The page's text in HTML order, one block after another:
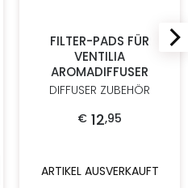
FILTER-PADS FÜR
VENTILIA
AROMADIFFUSER
DIFFUSER ZUBEHÖR
€ 12,95
ARTIKEL AUSVERKAUFT